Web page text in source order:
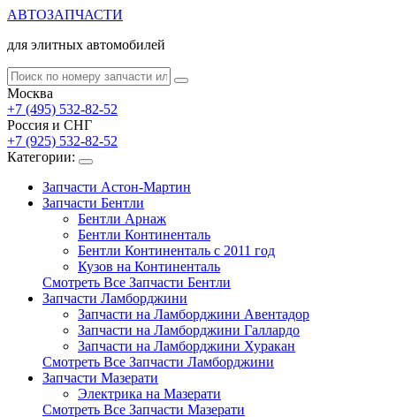
АВТОЗАПЧАСТИ
для элитных автомобилей
Москва
+7 (495) 532-82-52
Россия и СНГ
+7 (925) 532-82-52
Категории:
Запчасти Астон-Мартин
Запчасти Бентли
Бентли Арнаж
Бентли Континенталь
Бентли Континенталь с 2011 год
Кузов на Континенталь
Смотреть Все Запчасти Бентли
Запчасти Ламборджини
Запчасти на Ламборджини Авентадор
Запчасти на Ламборджини Галлардо
Запчасти на Ламборджини Хуракан
Смотреть Все Запчасти Ламборджини
Запчасти Мазерати
Электрика на Мазерати
Смотреть Все Запчасти Мазерати